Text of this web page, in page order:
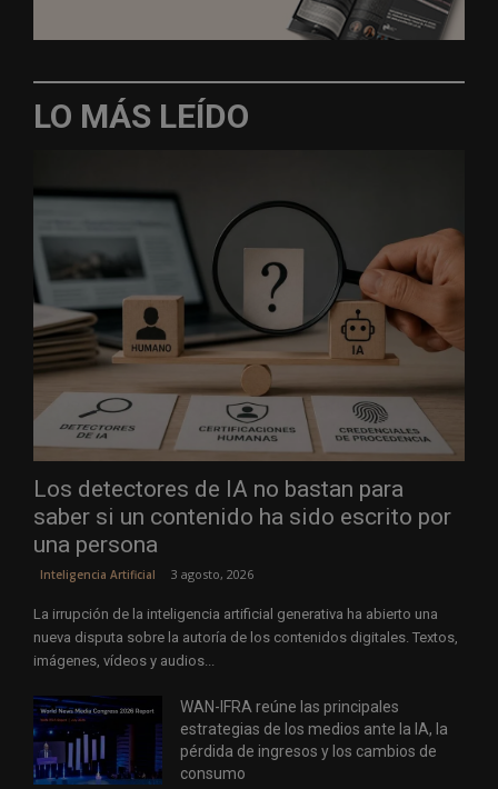
LO MÁS LEÍDO
Los detectores de IA no bastan para
saber si un contenido ha sido escrito por
una persona
Inteligencia Artificial 3 agosto, 2026
La irrupción de la inteligencia artificial generativa ha abierto una
nueva disputa sobre la autoría de los contenidos digitales. Textos,
imágenes, vídeos y audios...
WAN-IFRA reúne las principales
estrategias de los medios ante la IA, la
pérdida de ingresos y los cambios de
consumo